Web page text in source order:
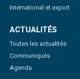
International et export
ACTUALITÉS
Toutes les actualités
Communiqués
Agenda